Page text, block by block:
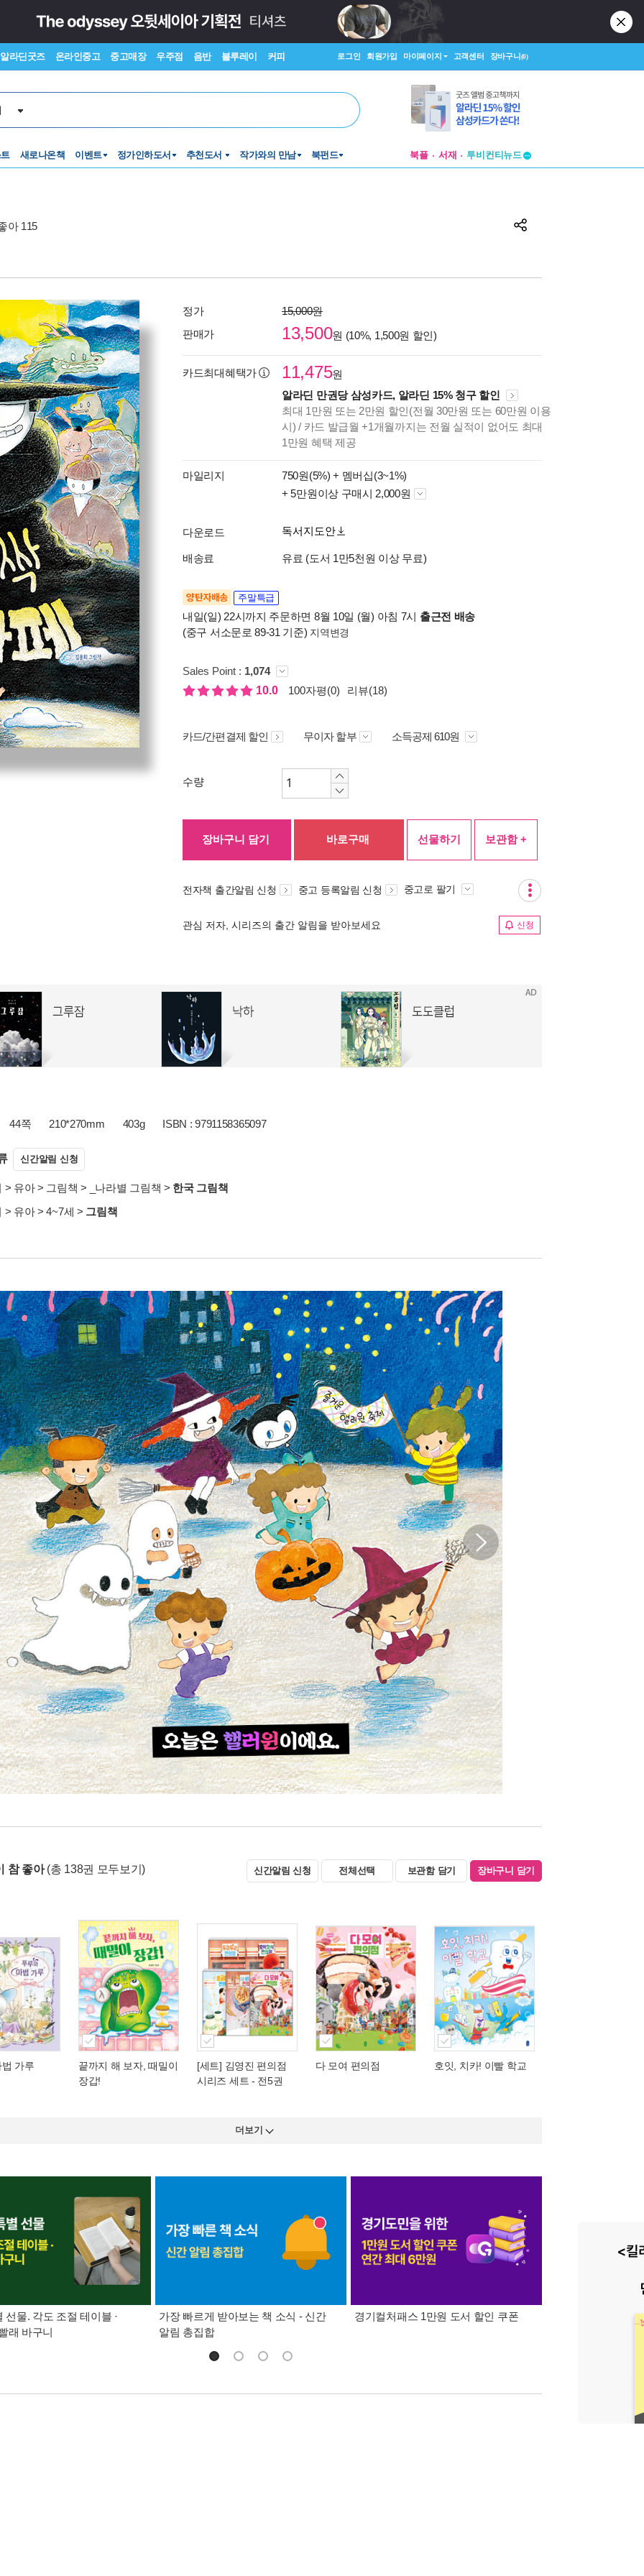
알라딘굿즈 온라인중고 중고매장 우주점 음반 블루레이 커피 로그인 회원가입 마이페이지 고객센터 장바구니(0)
새로나온책 이벤트 정가인하도서 추천도서 작가와의 만남 북펀드 북플 서재
투비컨티뉴드
아 115
정가
15,000원
판매가
13,500원 (10%, 1,500원 할인)
카드최대혜택가 11,475원
알라딘 만권당 삼성카드, 알라딘 15% 청구 할인
최대 1만원 또는 2만원 할인(전월 30만원 또는 60만원 이용
시) / 카드 발급월 +1개월까지는 전월 실적이 없어도 최대
1만원 혜택 제공
마일리지 750원(5%) + 멤버십(3~1%)
+ 5만원이상 구매시 2,000원
다운로드 독서지도안
배송료 유료 (도서 1만5천원 이상 무료)
양탄자배송 주말특급
내일(일) 22시까지 주문하면 8월 10일 (월) 아침 7시 출근전 배송
(중구 서소문로 89-31 기준) 지역변경
Sales Point : 1,074
10.0
100자평(0) 리뷰(18)
카드/간편결제 할인 무이자 할부 소득공제 610원
수량
장바구니 담기 바로구매 선물하기 보관함 +
전자책 출간알림 신청 중고 등록알림 신청 중고로 팔기
관심 저자, 시리즈의 출간 알림을 받아보세요 신청
44쪽 210*270mm 403g ISBN : 9791158365097
신간알림 신청
> 유아> 그림책 > _나라별 그림책 > 한국 그림책
> 유아>4~7세 > 그림책
참 좋아 (총 138권 모두보기) 신간알림 신청 전체선택 보관함 담기 장바구니 담기
가루
끝까지 해 보자, 때밀이
장갑!
[세트] 김영진 편의점
시리즈 세트 - 전5권
다 모여 편의점 호잇, 치카! 이빨 학교
더보기
선물. 각도 조절 테이블 ·
래 바구니
가장 빠르게 받아보는 책 소식 - 신간
알림 총집합
경기컬처패스 1만원 도서 할인 쿠폰 삼성카드가 쏜다! 알